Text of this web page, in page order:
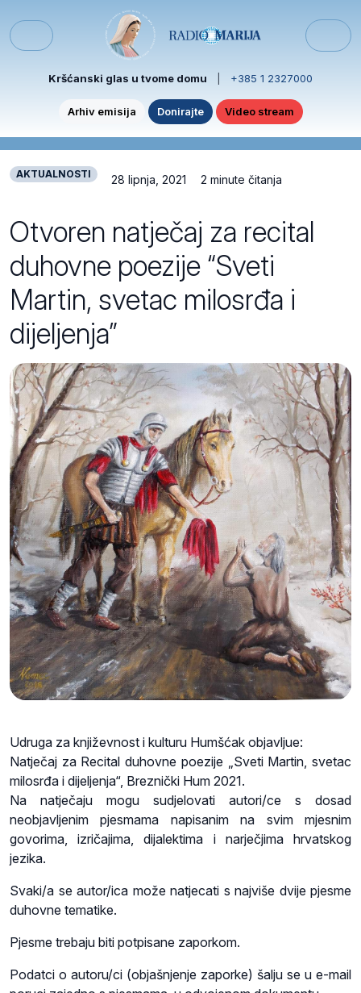
Menu
Kršćanski glas u tvome domu +385 1 2327000
Arhiv emisija Donirajte Video stream
AKTUALNOSTI 28 lipnja, 2021 2 minute čitanja
Otvoren natječaj za recital
duhovne poezije “Sveti
Martin, svetac milosrđa i
dijeljenja”
Udruga za književnost i kulturu Humšćak objavljue:
Natječaj za Recital duhovne poezije „Sveti Martin, svetac
milosrđa i dijeljenja“, Breznički Hum 2021.
Na natječaju mogu sudjelovati autori/ce s dosad
neobjavljenim pjesmama napisanim na svim mjesnim
govorima, izričajima, dijalektima i narječjima hrvatskog
jezika.
Svaki/a se autor/ica može natjecati s najviše dvije pjesme
duhovne tematike.
Pjesme trebaju biti potpisane zaporkom.
Podatci o autoru/ci (objašnjenje zaporke) šalju se u e-mail